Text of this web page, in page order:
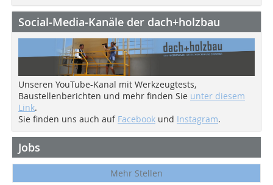
Social-Media-Kanäle der dach+holzbau
Unseren YouTube-Kanal mit Werkzeugtests,
Baustellenberichten und mehr finden Sie unter diesem
Link.
Sie finden uns auch auf Facebook und Instagram.
Jobs
Mehr Stellen